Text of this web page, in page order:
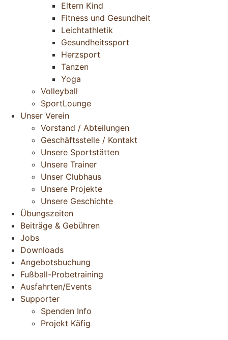
Eltern Kind
Fitness und Gesundheit
Leichtathletik
Gesundheitssport
Herzsport
Tanzen
Yoga
Volleyball
SportLounge
Unser Verein
Vorstand / Abteilungen
Geschäftsstelle / Kontakt
Unsere Sportstätten
Unsere Trainer
Unser Clubhaus
Unsere Projekte
Unsere Geschichte
Übungszeiten
Beiträge & Gebühren
Jobs
Downloads
Angebotsbuchung
Fußball-Probetraining
Ausfahrten/Events
Supporter
Spenden Info
Projekt Käfig